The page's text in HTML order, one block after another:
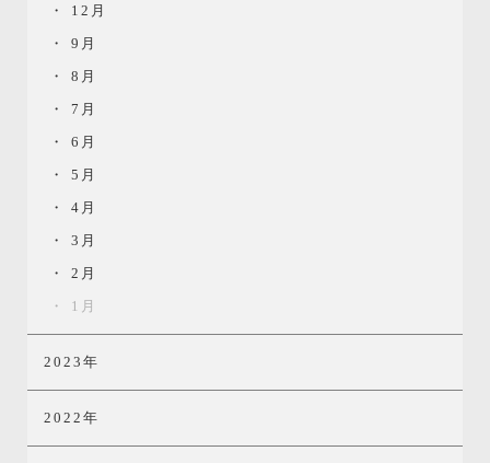
12月
9月
8月
7月
6月
5月
4月
3月
2月
1月
2023年
2022年